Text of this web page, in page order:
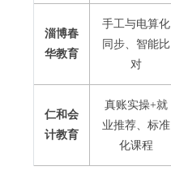
淄博春
华教育
手工与电算化
同步、智能比
对
仁和会
计教育
真账实操+就
业推荐、标准
化课程